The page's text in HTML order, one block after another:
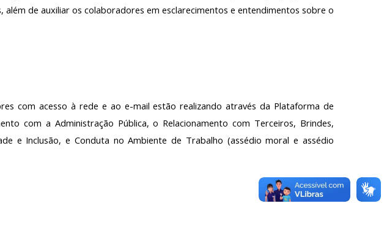
de auxiliar os colaboradores em esclarecimentos e entendimentos sobre o
com acesso à rede e ao e-mail estão realizando através da Plataforma de
com a Administração Pública, o Relacionamento com Terceiros, Brindes,
e Inclusão, e Conduta no Ambiente de Trabalho (assédio moral e assédio